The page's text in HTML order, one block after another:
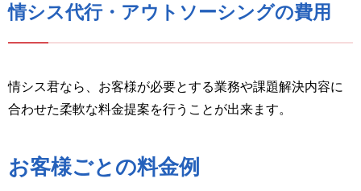
情シス代行・アウトソーシングの費用
情シス君なら、お客様が必要とする業務や課題解決内容に
合わせた柔軟な料金提案を行うことが出来ます。
お客様ごとの料金例